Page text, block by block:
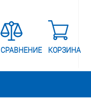
СРАВНЕНИЕ КОРЗИНА